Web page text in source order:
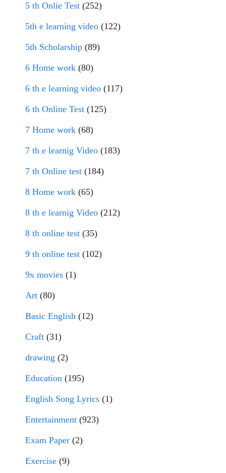
5 th Onlie Test (252)
5th e learning video (122)
5th Scholarship (89)
6 Home work (80)
6 th e learning video (117)
6 th Online Test (125)
7 Home work (68)
7 th e learnig Video (183)
7 th Online test (184)
8 Home work (65)
8 th e learnig Video (212)
8 th online test (35)
9 th online test (102)
9x movies (1)
Art (80)
Basic English (12)
Craft (31)
drawing (2)
Education (195)
English Song Lyrics (1)
Entertainment (923)
Exam Paper (2)
Exercise (9)